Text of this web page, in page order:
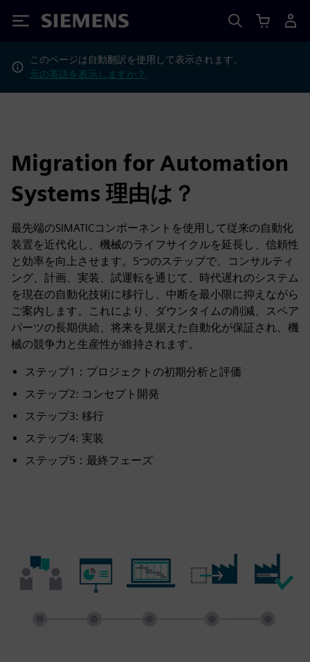
Siemens
このページは自動翻訳を使用して表示されます。
元の英語を表示しますか？
Migration for Automation
Systems 理由は？
最先端のSIMATICコンポーネントを使用して従来の自動化
装置を近代化し、機械のライフサイクルを延長し、信頼性
と効率を向上させます。5つのステップで、コンサルティ
ング、計画、実装、試運転を通じて、時代遅れのシステム
を現在の自動化技術に移行し、中断を最小限に抑えながら
ご案内します。これにより、ダウンタイムの削減、スペア
パーツの長期供給、将来を見据えた自動化が保証され、機
械の競争力と生産性が維持されます。
ステップ1：プロジェクトの初期分析と評価
ステップ2: コンセプト開発
ステップ3: 移行
ステップ4: 実装
ステップ5：最終フェーズ